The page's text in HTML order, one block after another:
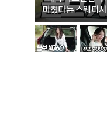
미쳤다는 스웨디
B5 울트라'